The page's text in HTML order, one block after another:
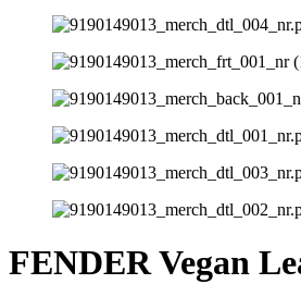
FENDER Vegan